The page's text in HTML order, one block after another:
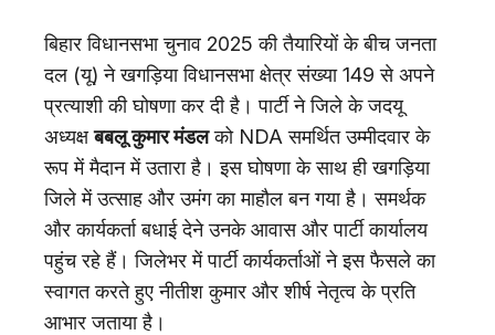
बिहार विधानसभा चुनाव 2025 की तैयारियों के बीच जनता
दल (यू) ने खगड़िया विधानसभा क्षेत्र संख्या 149 से अपने
प्रत्याशी की घोषणा कर दी है। पार्टी ने जिले के जदयू
अध्यक्षबबलू कुमार मंडलको NDA समर्थित उम्मीदवार के
रूप में मैदान में उतारा है। इस घोषणा के साथ ही खगड़िया
जिले में उत्साह और उमंग का माहौल बन गया है। समर्थक
और कार्यकर्ता बधाई देने उनके आवास और पार्टी कार्यालय
पहुंच रहे हैं। जिलेभर में पार्टी कार्यकर्ताओं ने इस फैसले का
स्वागत करते हुए नीतीश कुमार और शीर्ष नेतृत्व के प्रति
आभार जताया है।